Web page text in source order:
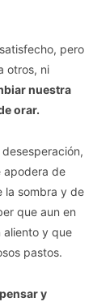
pero
otros, ni
nuestra
orar.
apodera de
la sombra y de
que aun en
aliento y que
pastos.
y